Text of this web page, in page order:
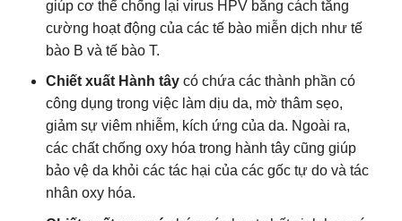
giúp cơ thể chống lại virus HPV bằng cách tăng
cường hoạt động của các tế bào miễn dịch như tế
bào B và tế bào T.
Chiết xuất Hành tâycó chứa các thành phần có
công dụng trong việc làm dịu da, mờ thâm sẹo,
giảm sự viêm nhiễm, kích ứng của da. Ngoài ra,
các chất chống oxy hóa trong hành tây cũng giúp
bảo vệ da khỏi các tác hại của các gốc tự do và tác
nhân oxy hóa.